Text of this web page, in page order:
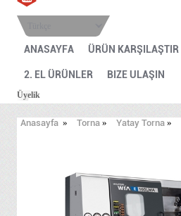
ANASAYFA ÜRÜN KARŞILAŞTIR
2. EL ÜRÜNLER BIZE ULAŞIN
Üyelik
Anasayfa » Torna » Yatay Torna »